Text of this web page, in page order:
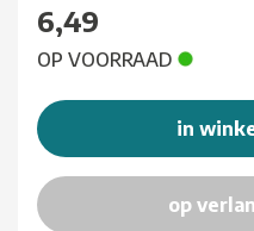
6,49
OP VOORRAAD
in
op